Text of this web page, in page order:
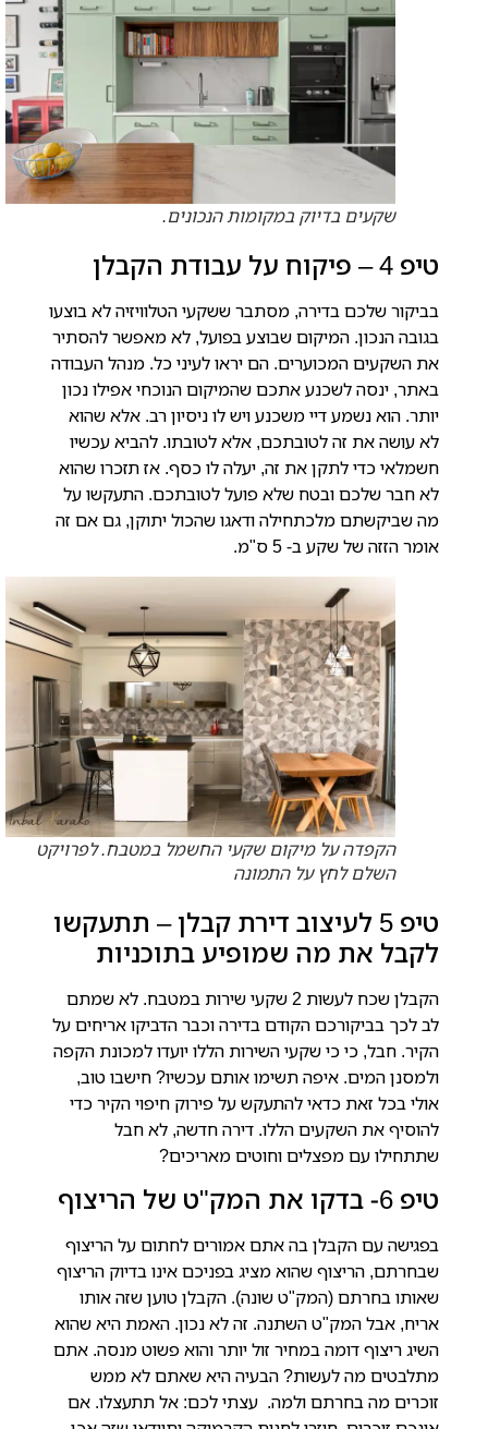
שקעים בדיוק במקומות הנכונים.
טיפ 4 – פיקוח על עבודת הקבלן
בביקור שלכם בדירה, מסתבר ששקעי הטלוויזיה לא בוצעו
בגובה הנכון. המיקום שבוצע בפועל, לא מאפשר להסתיר
את השקעים המכוערים. הם יראו לעיני כל. מנהל העבודה
באתר, ינסה לשכנע אתכם שהמיקום הנוכחי אפילו נכון
יותר. הוא נשמע דיי משכנע ויש לו ניסיון רב. אלא שהוא
לא עושה את זה לטובתכם, אלא לטובתו. להביא עכשיו
חשמלאי כדי לתקן את זה, יעלה לו כסף. אז תזכרו שהוא
לא חבר שלכם ובטח שלא פועל לטובתכם. התעקשו על
מה שביקשתם מלכתחילה ודאגו שהכול יתוקן, גם אם זה
אומר הזזה של שקע ב- 5 ס"מ.
הקפדה על מיקום שקעי החשמל במטבח. לפרויקט
השלם לחץ על התמונה
טיפ 5 לעיצוב דירת קבלן – תתעקשו
לקבל את מה שמופיע בתוכניות
הקבלן שכח לעשות 2 שקעי שירות במטבח. לא שמתם
לב לכך בביקורכם הקודם בדירה וכבר הדביקו אריחים על
הקיר. חבל, כי כי שקעי השירות הללו יועדו למכונת הקפה
ולמסנן המים. איפה תשימו אותם עכשיו? חישבו טוב,
אולי בכל זאת כדאי להתעקש על פירוק חיפוי הקיר כדי
להוסיף את השקעים הללו. דירה חדשה, לא חבל
שתתחילו עם מפצלים וחוטים מאריכים?
טיפ 6- בדקו את המק"ט של הריצוף
בפגישה עם הקבלן בה אתם אמורים לחתום על הריצוף
שבחרתם, הריצוף שהוא מציג בפניכם אינו בדיוק הריצוף
שאותו בחרתם (המק"ט שונה). הקבלן טוען שזה אותו
אריח, אבל המק"ט השתנה. זה לא נכון. האמת היא שהוא
השיג ריצוף דומה במחיר זול יותר והוא פשוט מנסה. אתם
מתלבטים מה לעשות? הבעיה היא שאתם לא ממש
זוכרים מה בחרתם ולמה. עצתי לכם: אל תתעצלו. אם